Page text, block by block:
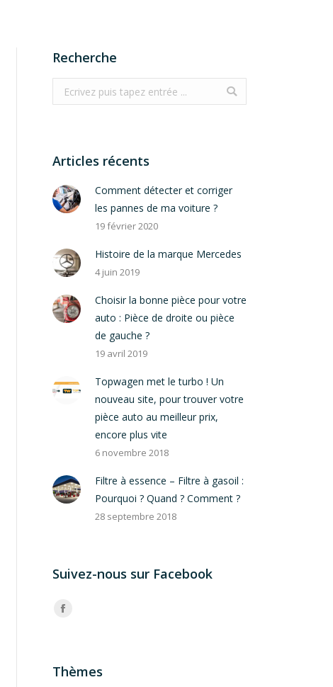
Recherche
Search:
Articles récents
Comment détecter et corriger
les pannes de ma voiture ?
19 février 2020
Histoire de la marque Mercedes
4 juin 2019
Choisir la bonne pièce pour votre
auto : Pièce de droite ou pièce
de gauche ?
19 avril 2019
Topwagen met le turbo ! Un
nouveau site, pour trouver votre
pièce auto au meilleur prix,
encore plus vite
6 novembre 2018
Filtre à essence – Filtre à gasoil :
Pourquoi ? Quand ? Comment ?
28 septembre 2018
Suivez-nous sur Facebook
Trouvez nous sur :
Facebook
Thèmes